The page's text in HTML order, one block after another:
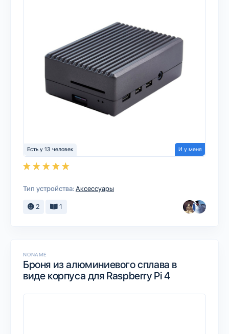
Есть у 13 человек И у меня
Тип устройства:Аксессуары
2 1
NONAME
Броня из алюминиевого сплава в
виде корпуса для Raspberry Pi 4